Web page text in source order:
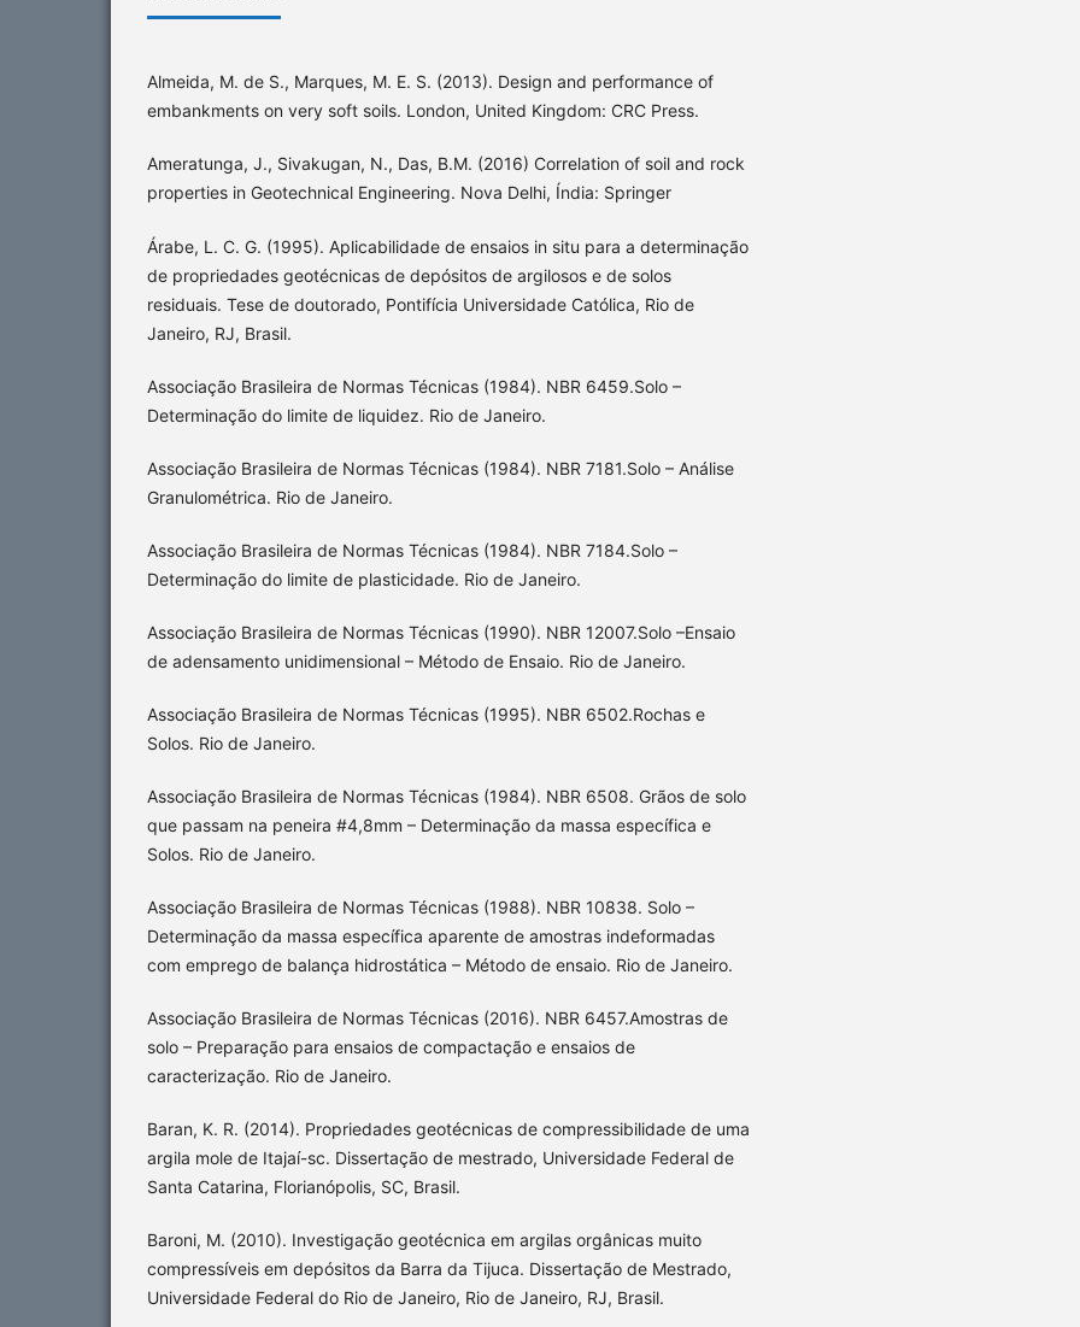
Almeida, M. de S., Marques, M. E. S. (2013). Design and performance of
embankments on very soft soils. London, United Kingdom: CRC Press.
Ameratunga, J., Sivakugan, N., Das, B.M. (2016) Correlation of soil and rock
properties in Geotechnical Engineering. Nova Delhi, Índia: Springer
Árabe, L. C. G. (1995). Aplicabilidade de ensaios in situ para a determinação
de propriedades geotécnicas de depósitos de argilosos e de solos
residuais. Tese de doutorado, Pontifícia Universidade Católica, Rio de
Janeiro, RJ, Brasil.
Associação Brasileira de Normas Técnicas (1984). NBR 6459.Solo –
Determinação do limite de liquidez. Rio de Janeiro.
Associação Brasileira de Normas Técnicas (1984). NBR 7181.Solo – Análise
Granulométrica. Rio de Janeiro.
Associação Brasileira de Normas Técnicas (1984). NBR 7184.Solo –
Determinação do limite de plasticidade. Rio de Janeiro.
Associação Brasileira de Normas Técnicas (1990). NBR 12007.Solo –Ensaio
de adensamento unidimensional – Método de Ensaio. Rio de Janeiro.
Associação Brasileira de Normas Técnicas (1995). NBR 6502.Rochas e
Solos. Rio de Janeiro.
Associação Brasileira de Normas Técnicas (1984). NBR 6508. Grãos de solo
que passam na peneira #4,8mm – Determinação da massa específica e
Solos. Rio de Janeiro.
Associação Brasileira de Normas Técnicas (1988). NBR 10838. Solo –
Determinação da massa específica aparente de amostras indeformadas
com emprego de balança hidrostática – Método de ensaio. Rio de Janeiro.
Associação Brasileira de Normas Técnicas (2016). NBR 6457.Amostras de
solo – Preparação para ensaios de compactação e ensaios de
caracterização. Rio de Janeiro.
Baran, K. R. (2014). Propriedades geotécnicas de compressibilidade de uma
argila mole de Itajaí-sc. Dissertação de mestrado, Universidade Federal de
Santa Catarina, Florianópolis, SC, Brasil.
Baroni, M. (2010). Investigação geotécnica em argilas orgânicas muito
compressíveis em depósitos da Barra da Tijuca. Dissertação de Mestrado,
Universidade Federal do Rio de Janeiro, Rio de Janeiro, RJ, Brasil.